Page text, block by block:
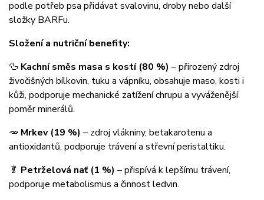
podle potřeb psa přidávat svalovinu, droby nebo další
složky BARFu.
Složení a nutriční benefity:
🦆 Kachní směs masa s kostí (80 %) – přirozený zdroj
živočišných bílkovin, tuku a vápníku, obsahuje maso, kosti i
kůži, podporuje mechanické zatížení chrupu a vyváženější
poměr minerálů.
🥕 Mrkev (19 %) – zdroj vlákniny, betakarotenu a
antioxidantů, podporuje trávení a střevní peristaltiku.
🥬 Petrželová nať (1 %) – přispívá k lepšímu trávení,
podporuje metabolismus a činnost ledvin.